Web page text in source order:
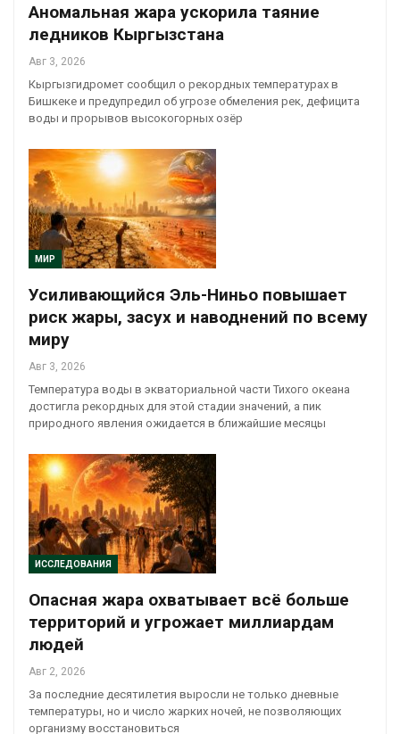
Аномальная жара ускорила таяние
ледников Кыргызстана
Авг 3, 2026
Кыргызгидромет сообщил о рекордных температурах в
Бишкеке и предупредил об угрозе обмеления рек, дефицита
воды и прорывов высокогорных озёр
МИР
Усиливающийся Эль-Ниньо повышает
риск жары, засух и наводнений по всему
миру
Авг 3, 2026
Температура воды в экваториальной части Тихого океана
достигла рекордных для этой стадии значений, а пик
природного явления ожидается в ближайшие месяцы
ИССЛЕДОВАНИЯ
Опасная жара охватывает всё больше
территорий и угрожает миллиардам
людей
Авг 2, 2026
За последние десятилетия выросли не только дневные
температуры, но и число жарких ночей, не позволяющих
организму восстановиться